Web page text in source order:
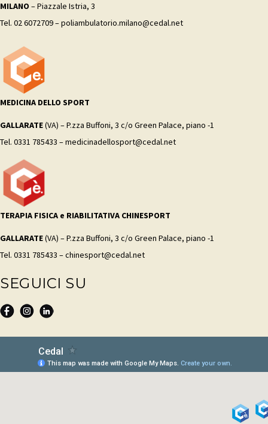
MILANO – Piazzale Istria, 3
Tel. 02 6072709 – poliambulatorio.milano@cedal.net
MEDICINA DELLO SPORT
GALLARATE(VA) – P.zza Buffoni, 3 c/o Green Palace, piano -1
Tel. 0331 785433 – medicinadellosport@cedal.net
TERAPIA FISICA e RIABILITATIVA CHINESPORT
GALLARATE(VA) – P.zza Buffoni, 3 c/o Green Palace, piano -1
Tel. 0331 785433 – chinesport@cedal.net
SEGUICI SU